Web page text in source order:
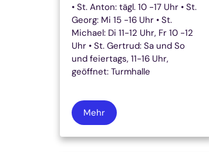
• St. Anton: tägl. 10 -17 Uhr • St.
Georg: Mi 15 -16 Uhr • St.
Michael: Di 11-12 Uhr, Fr 10 -12
Uhr • St. Gertrud: Sa und So
und feiertags, 11-16 Uhr,
geöffnet: Turmhalle
Mehr